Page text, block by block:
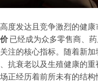
度发达且竞争激烈的健康
已经成为众多零售商、
注的核心指标。随着新
抗衰老以及生殖健康的重
正经历着前所未有的结